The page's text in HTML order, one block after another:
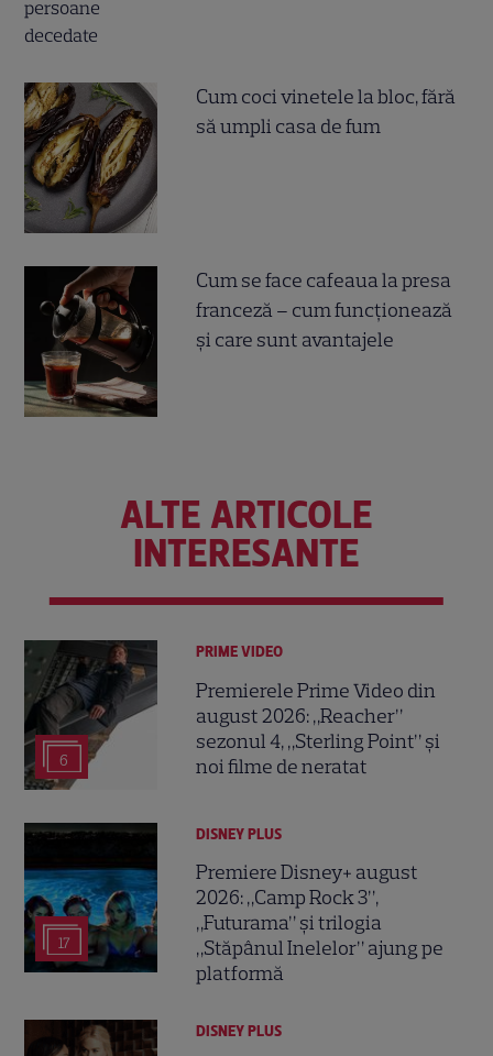
Cum coci vinetele la bloc, fără
să umpli casa de fum
Cum se face cafeaua la presa
franceză – cum funcționează
și care sunt avantajele
ALTE ARTICOLE
INTERESANTE
6
PRIME VIDEO
Premierele Prime Video din
august 2026: „Reacher”
sezonul 4, „Sterling Point” și
noi filme de neratat
17
DISNEY PLUS
Premiere Disney+ august
2026: „Camp Rock 3”,
„Futurama” și trilogia
„Stăpânul Inelelor” ajung pe
platformă
DISNEY PLUS